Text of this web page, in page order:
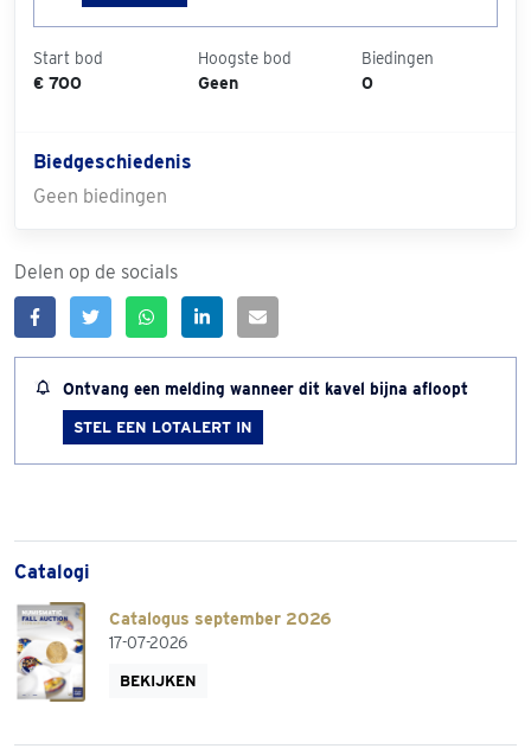
Start bod
€ 700
Hoogste bod
Geen
Biedingen
0
Biedgeschiedenis
Geen biedingen
Delen op de socials
Ontvang een melding wanneer dit kavel bijna afloopt
STEL EEN LOTALERT IN
Catalogi
Catalogus september 2026
17-07-2026
BEKIJKEN